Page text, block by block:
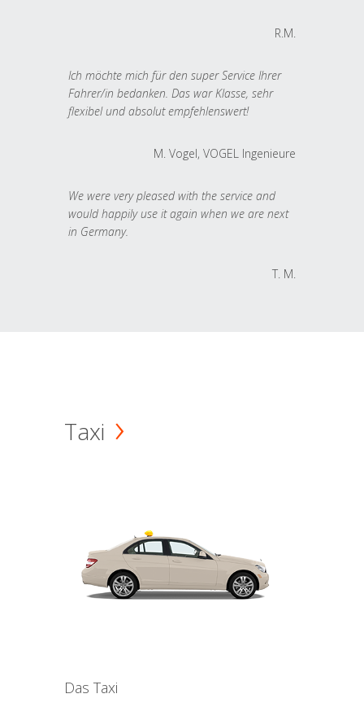
R.M.
Ich möchte mich für den super Service Ihrer
Fahrer/in bedanken. Das war Klasse, sehr
flexibel und absolut empfehlenswert!
M. Vogel, VOGEL Ingenieure
We were very pleased with the service and
would happily use it again when we are next
in Germany.
T. M.
Taxi
Das Taxi